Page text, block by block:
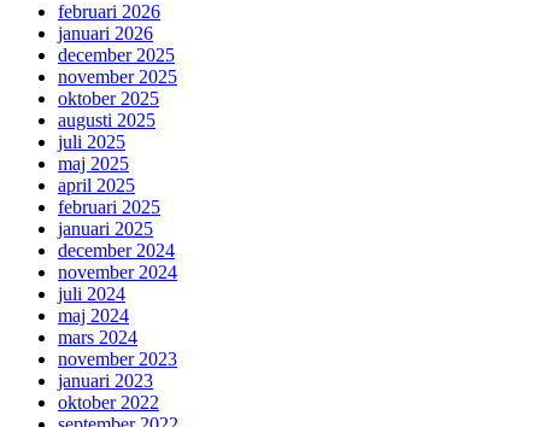
februari 2026
januari 2026
december 2025
november 2025
oktober 2025
augusti 2025
juli 2025
maj 2025
april 2025
februari 2025
januari 2025
december 2024
november 2024
juli 2024
maj 2024
mars 2024
november 2023
januari 2023
oktober 2022